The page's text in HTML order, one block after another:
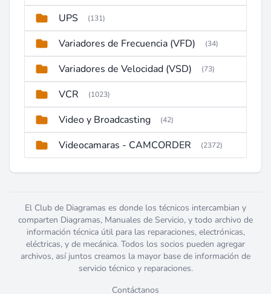
UPS (131)
Variadores de Frecuencia (VFD) (34)
Variadores de Velocidad (VSD) (73)
VCR (1023)
Video y Broadcasting (42)
Videocamaras - CAMCORDER (2372)
El Club de Diagramas es donde los técnicos intercambian y
comparten Diagramas, Manuales de Servicio, y todo archivo de
información técnica útil para las reparaciones, electrónicas,
eléctricas, y de mecánica. Todos los socios pueden agregar
archivos, así juntos creamos la mayor base de información de
servicio técnico y reparaciones.
Contáctanos